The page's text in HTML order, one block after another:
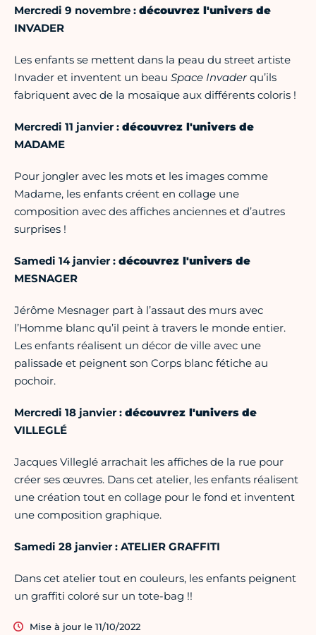
Mercredi 9 novembre : découvrez l'univers de
INVADER
Les enfants se mettent dans la peau du street artiste
Invader et inventent un beau Space Invaderqu’ils
fabriquent avec de la mosaïque aux différents coloris !
Mercredi 11 janvier : découvrez l'univers de
MADAME
Pour jongler avec les mots et les images comme
Madame, les enfants créent en collage une
composition avec des affiches anciennes et d’autres
surprises !
Samedi 14 janvier : découvrez l'univers de
MESNAGER
Jérôme Mesnager part à l’assaut des murs avec
l’Homme blanc qu’il peint à travers le monde entier.
Les enfants réalisent un décor de ville avec une
palissade et peignent son Corps blanc fétiche au
pochoir.
Mercredi 18 janvier : découvrez l'univers de
VILLEGLÉ
Jacques Villeglé arrachait les affiches de la rue pour
créer ses œuvres. Dans cet atelier, les enfants réalisent
une création tout en collage pour le fond et inventent
une composition graphique.
Samedi 28 janvier : ATELIER GRAFFITI
Dans cet atelier tout en couleurs, les enfants peignent
un graffiti coloré sur un tote-bag !!
Mise à jour le 11/10/2022